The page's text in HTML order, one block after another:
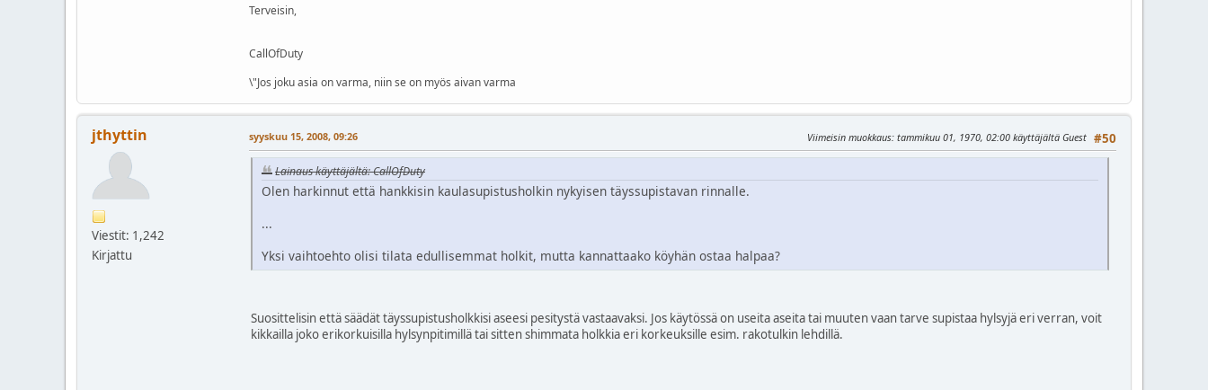
Terveisin,
CallOfDuty
\"Jos joku asia on varma, niin se on myös aivan varma
jthyttin
Viestit: 1,242
Kirjattu
#50
syyskuu 15, 2008, 09:26 Viimeisin muokkaus: tammikuu 01, 1970, 02:00 käyttäjältä Guest
Lainaus käyttäjältä: CallOfDuty
Olen harkinnut että hankkisin kaulasupistusholkin nykyisen täyssupistavan rinnalle.
...
Yksi vaihtoehto olisi tilata edullisemmat holkit, mutta kannattaako köyhän ostaa halpaa?
Suosittelisin että säädät täyssupistusholkkisi aseesi pesitystä vastaavaksi. Jos käytössä on useita aseita tai muuten vaan tarve supistaa hylsyjä eri verran, voit
kikkailla joko erikorkuisilla hylsynpitimillä tai sitten shimmata holkkia eri korkeuksille esim. rakotulkin lehdillä.